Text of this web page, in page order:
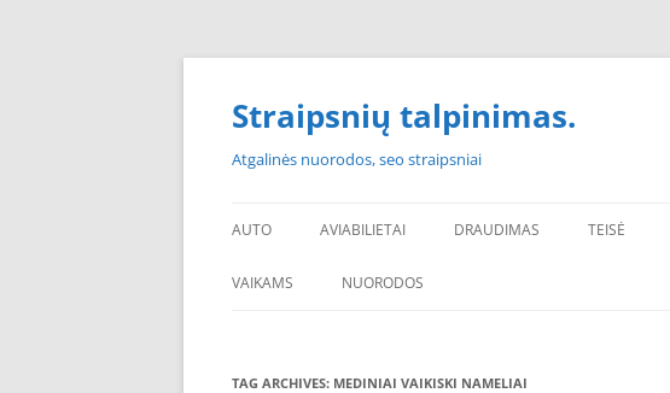
Skip
Straipsnių talpinimas.
Atgalinės nuorodos, seo straipsniai
AUTO AVIABILIETAI DRAUDIMAS TEISĖ
VAIKAMS NUORODOS
PADANGOS PIGIAU
TAG ARCHIVES: MEDINIAI VAIKISKI NAMELIAI